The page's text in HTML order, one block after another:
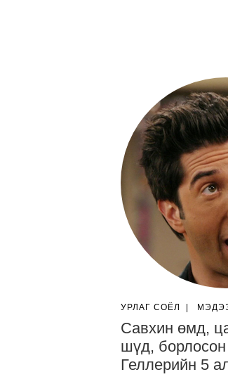
УРЛАГ СОЁЛ
Савхин өмд,
шүд,
Геллерийн 5